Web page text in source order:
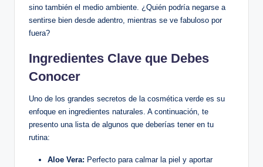
sino también el medio ambiente. ¿Quién podría negarse a
sentirse bien desde adentro, mientras se ve fabuloso por
fuera?
Ingredientes Clave que Debes
Conocer
Uno de los grandes secretos de la cosmética verde es su
enfoque en ingredientes naturales. A continuación, te
presento una lista de algunos que deberías tener en tu
rutina:
Aloe Vera: Perfecto para calmar la piel y aportar